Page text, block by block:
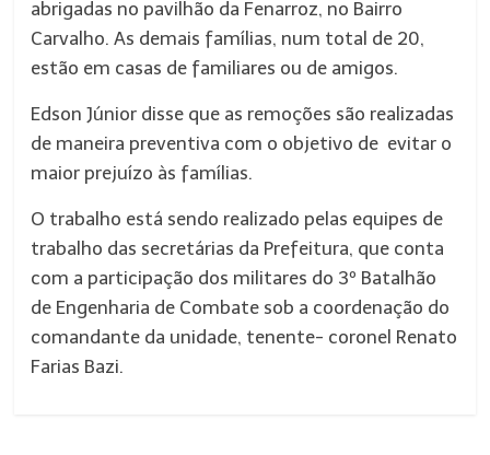
abrigadas no pavilhão da Fenarroz, no Bairro
Carvalho. As demais famílias, num total de 20,
estão em casas de familiares ou de amigos.
Edson Júnior disse que as remoções são realizadas
de maneira preventiva com o objetivo de evitar o
maior prejuízo às famílias.
O trabalho está sendo realizado pelas equipes de
trabalho das secretárias da Prefeitura, que conta
com a participação dos militares do 3º Batalhão
de Engenharia de Combate sob a coordenação do
comandante da unidade, tenente- coronel Renato
Farias Bazi.